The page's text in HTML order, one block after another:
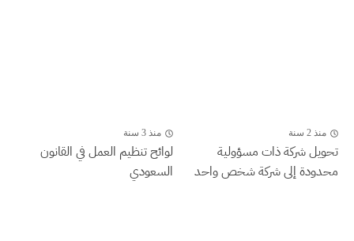
منذ 2 سنة
تحويل شركة ذات مسؤولية
محدودة إلى شركة شخص واحد
منذ 3 سنة
لوائح تنظيم العمل في القانون
السعودي